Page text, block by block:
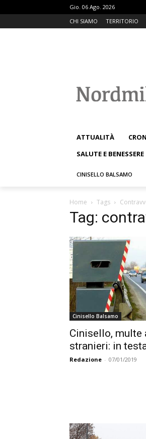
Gio. 06 Ago. 2026
CHI SIAMO
TERRITORIO
ATTUALITÀ
SALUTE E BENESSERE
CINISELLO BALSAMO
Home Tags
Tag:
Cinisello Balsamo
Cinisello, multe
stranieri: in
Redazione - 07/01/2019